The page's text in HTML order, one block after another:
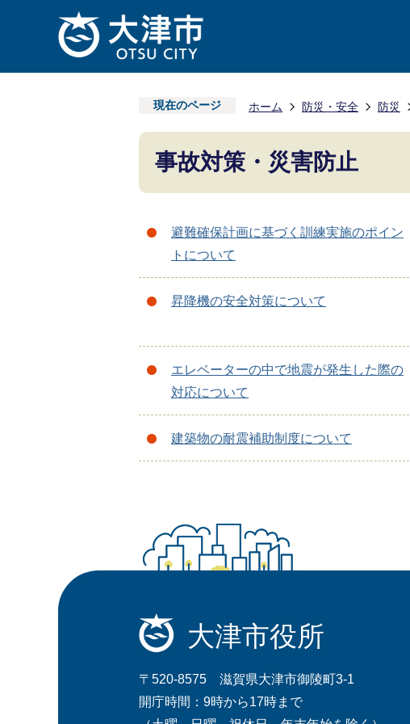
現在のページ ホーム 防災・安全 防災
事故対策・災害防止
避難確保計画に基づく訓練実施のポイン
トについて
昇降機の安全対策について
エレベーターの中で地震が発生した際の
対応について
建築物の耐震補助制度について
大津市役所
〒520-8575 滋賀県大津市御陵町3-1
開庁時間：9時から17時まで